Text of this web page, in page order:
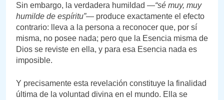
Sin embargo, la verdadera humildad —“sé muy, muy
humilde de espíritu”— produce exactamente el efecto
contrario: lleva a la persona a reconocer que, por sí
misma, no posee nada; pero que la Esencia misma de
Dios se reviste en ella, y para esa Esencia nada es
imposible.
Y precisamente esta revelación constituye la finalidad
última de la voluntad divina en el mundo. Ella se